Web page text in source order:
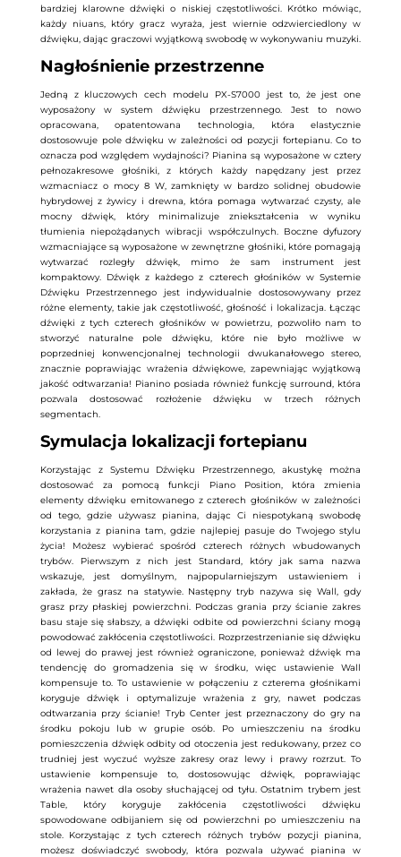
bardziej klarowne dźwięki o niskiej częstotliwości. Krótko mówiąc,
każdy niuans, który gracz wyraża, jest wiernie odzwierciedlony w
dźwięku, dając graczowi wyjątkową swobodę w wykonywaniu muzyki.
Nagłośnienie przestrzenne
Jedną z kluczowych cech modelu PX-S7000 jest to, że jest one
wyposażony w system dźwięku przestrzennego. Jest to nowo
opracowana, opatentowana technologia, która elastycznie
dostosowuje pole dźwięku w zależności od pozycji fortepianu. Co to
oznacza pod względem wydajności? Pianina są wyposażone w cztery
pełnozakresowe głośniki, z których każdy napędzany jest przez
wzmacniacz o mocy 8 W, zamknięty w bardzo solidnej obudowie
hybrydowej z żywicy i drewna, która pomaga wytwarzać czysty, ale
mocny dźwięk, który minimalizuje zniekształcenia w wyniku
tłumienia niepożądanych wibracji współczulnych. Boczne dyfuzory
wzmacniające są wyposażone w zewnętrzne głośniki, które pomagają
wytwarzać rozległy dźwięk, mimo że sam instrument jest
kompaktowy. Dźwięk z każdego z czterech głośników w Systemie
Dźwięku Przestrzennego jest indywidualnie dostosowywany przez
różne elementy, takie jak częstotliwość, głośność i lokalizacja. Łącząc
dźwięki z tych czterech głośników w powietrzu, pozwoliło nam to
stworzyć naturalne pole dźwięku, które nie było możliwe w
poprzedniej konwencjonalnej technologii dwukanałowego stereo,
znacznie poprawiając wrażenia dźwiękowe, zapewniając wyjątkową
jakość odtwarzania! Pianino posiada również funkcję surround, która
pozwala dostosować rozłożenie dźwięku w trzech różnych
segmentach.
Symulacja lokalizacji fortepianu
Korzystając z Systemu Dźwięku Przestrzennego, akustykę można
dostosować za pomocą funkcji Piano Position, która zmienia
elementy dźwięku emitowanego z czterech głośników w zależności
od tego, gdzie używasz pianina, dając Ci niespotykaną swobodę
korzystania z pianina tam, gdzie najlepiej pasuje do Twojego stylu
życia! Możesz wybierać spośród czterech różnych wbudowanych
trybów. Pierwszym z nich jest Standard, który jak sama nazwa
wskazuje, jest domyślnym, najpopularniejszym ustawieniem i
zakłada, że ​​grasz na statywie. Następny tryb nazywa się Wall, gdy
grasz przy płaskiej powierzchni. Podczas grania przy ścianie zakres
basu staje się słabszy, a dźwięki odbite od powierzchni ściany mogą
powodować zakłócenia częstotliwości. Rozprzestrzenianie się dźwięku
od lewej do prawej jest również ograniczone, ponieważ dźwięk ma
tendencję do gromadzenia się w środku, więc ustawienie Wall
kompensuje to. To ustawienie w połączeniu z czterema głośnikami
koryguje dźwięk i optymalizuje wrażenia z gry, nawet podczas
odtwarzania przy ścianie! Tryb Center jest przeznaczony do gry na
środku pokoju lub w grupie osób. Po umieszczeniu na środku
pomieszczenia dźwięk odbity od otoczenia jest redukowany, przez co
trudniej jest wyczuć wyższe zakresy oraz lewy i prawy rozrzut. To
ustawienie kompensuje to, dostosowując dźwięk, poprawiając
wrażenia nawet dla osoby słuchającej od tyłu. Ostatnim trybem jest
Table, który koryguje zakłócenia częstotliwości dźwięku
spowodowane odbijaniem się od powierzchni po umieszczeniu na
stole. Korzystając z tych czterech różnych trybów pozycji pianina,
możesz doświadczyć swobody, która pozwala używać pianina w